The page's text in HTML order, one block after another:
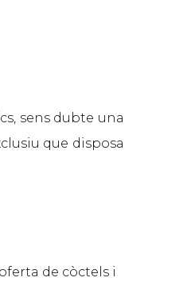
sens dubte una
que disposa
de còctels i